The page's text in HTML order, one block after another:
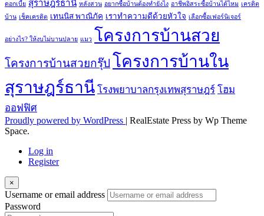
ดอกเบี้ย สุราษฎร์ธานี หลังสวน อยากซื้อบ้านต้องทำยังไง อาชีพอิสระซื้อบ้านได้ไหม เครดิต
บ้าน เช็คเครดิต เทนนิส พาณิภัค เราทำความดีด้วยหัวใจ เลือกซื้อเฟอร์นิเจอร์
อย่างไร? ให้งบไม่บานปลาย แมว โครงการบ้านสวย
โครงการบ้านสวยกรุ๊ป โครงการบ้านใน
สุราษฎร์ธานี โรงพยาบาลกรุงเทพสุราษฎร์ โฮม
ออฟฟิศ
Proudly powered by WordPress | RealEstate Press by Wp Theme
Space.
Log in
Register
×
Username or email address
Password